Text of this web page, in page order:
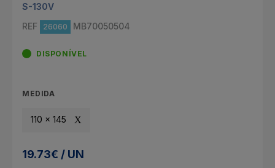
S-130V
REF
26060 MB70050504
DISPONÍVEL
MEDIDA
110 x 145
19.73€ / UN